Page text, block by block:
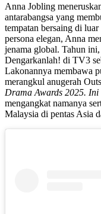
Anna Jobling
antarabangsa yang
tempatan bersaing di
persona elegan, Anna
jenama global. Tahun
Dengarkanlah! di TV3
Lakonannya membawa
merangkul anugerah
Drama Awards 2025. Ini
mengangkat namanya
Malaysia di pentas Asia